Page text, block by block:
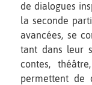
de dialogues
la seconde
avancées, se
tant dans leur
contes,
permettent de